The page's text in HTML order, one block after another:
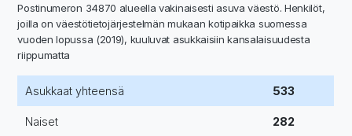
Postinumeron 34870 alueella vakinaisesti asuva väestö. Henkilöt,
joilla on väestötietojärjestelmän mukaan kotipaikka suomessa
vuoden lopussa (2019), kuuluvat asukkaisiin kansalaisuudesta
riippumatta
Asukkaat yhteensä 533
Naiset 282